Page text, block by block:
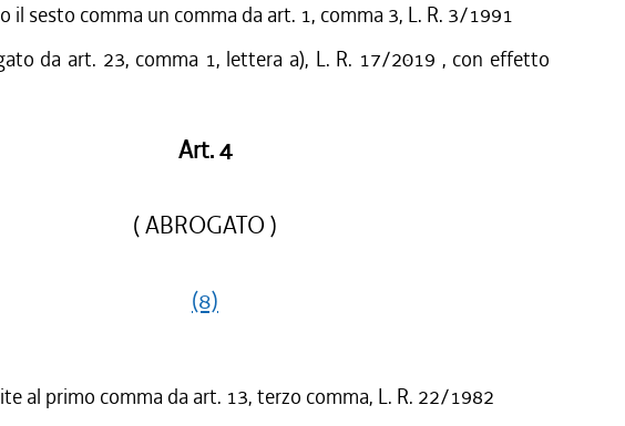
il sesto comma un comma da art. 1, comma 3, L. R. 3/1991
da art. 23, comma 1, lettera a), L. R. 17/2019 , con effetto
Art. 4
( ABROGATO )
(8)
al primo comma da art. 13, terzo comma, L. R. 22/1982